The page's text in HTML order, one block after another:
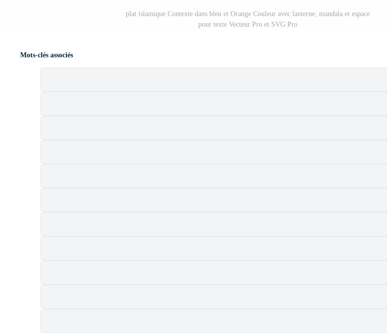
plat islamique Contexte dans bleu et Orange Couleur avec lanterne, mandala et espace
pour texte Vecteur Pro et SVG Pro
Mots-clés associés